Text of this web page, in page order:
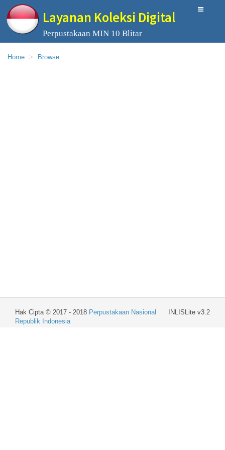
Layanan Koleksi Digital
Perpustakaan MIN 10 Blitar
Home Browse
INLISLite v3.2
Hak Cipta © 2017 - 2018 Perpustakaan Nasional
Republik Indonesia